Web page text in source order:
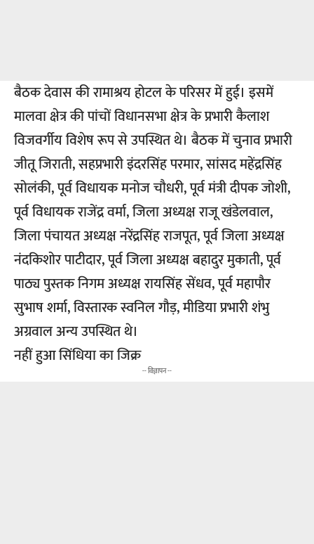
बैठक देवास की रामाश्रय होटल के परिसर में हुई। इसमें
मालवा क्षेत्र की पांचों विधानसभा क्षेत्र के प्रभारी कैलाश
विजवर्गीय विशेष रूप से उपस्थित थे। बैठक में चुनाव प्रभारी
जीतू जिराती, सहप्रभारी इंदरसिंह परमार, सांसद महेंद्रसिंह
सोलंकी, पूर्व विधायक मनोज चौधरी, पूर्व मंत्री दीपक जोशी,
पूर्व विधायक राजेंद्र वर्मा, जिला अध्यक्ष राजू खंडेलवाल,
जिला पंचायत अध्यक्ष नरेंद्रसिंह राजपूत, पूर्व जिला अध्यक्ष
नंदकिशोर पाटीदार, पूर्व जिला अध्यक्ष बहादुर मुकाती, पूर्व
पाठ्य पुस्तक निगम अध्यक्ष रायसिंह सेंधव, पूर्व महापौर
सुभाष शर्मा, विस्तारक स्वनिल गौड़, मीडिया प्रभारी शंभु
अग्रवाल अन्य उपस्थित थे।
नहीं हुआ सिंधिया का जिक्र
-- विज्ञापन --